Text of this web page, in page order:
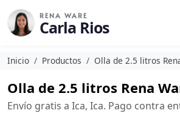
RENA WARE
Carla Rios
Inicio Productos Olla de 2.5 litros
Olla de 2.5 litros Rena
Envío gratis a Ica, Ica. Pago contra